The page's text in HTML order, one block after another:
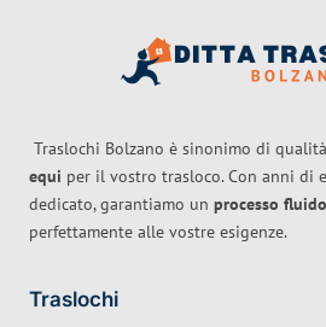
Traslochi Bolzano è sinonimo di
equi per il vostro trasloco. Con anni di
dedicato, garantiamo un processo fluido
perfettamente alle vostre esigenze.
Traslochi